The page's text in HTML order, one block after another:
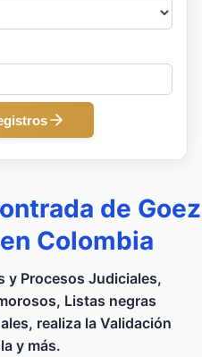
de Goez
Colombia
y Procesos Judiciales,
Listas negras
realiza la Validación
y más.